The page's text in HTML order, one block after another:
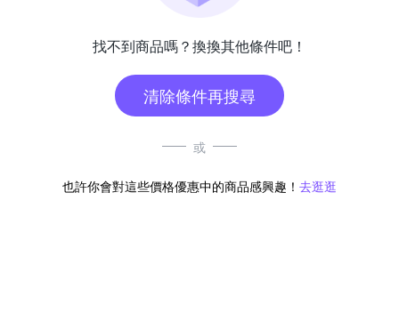
找不到商品嗎？換換其他條件吧！
清除條件再搜尋
或
也許你會對這些價格優惠中的商品感興趣！ 去逛逛